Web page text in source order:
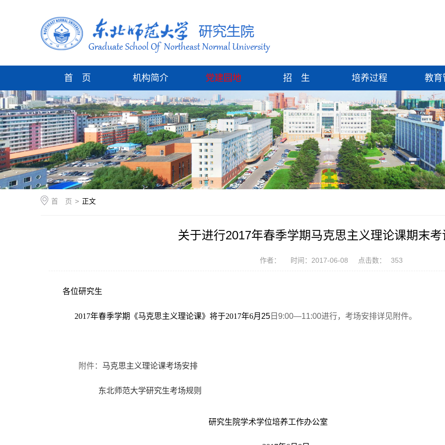
首 页 机构简介 党建园地 招 生 培养过程 教育
首 页 > 正文
关于进行2017年春季学期马克思主义理论课期末考
作者： 时间：2017-06-08 点击数： 353
各位研究生
2017年春季学期《马克思主义理论课》将于2017年6月25 日9:00—11:00进行，考场安排详见附件。
附件： 马克思主义理论课考场安排
东北师范大学研究生考场规则
研究生院学术学位培养工作办公室